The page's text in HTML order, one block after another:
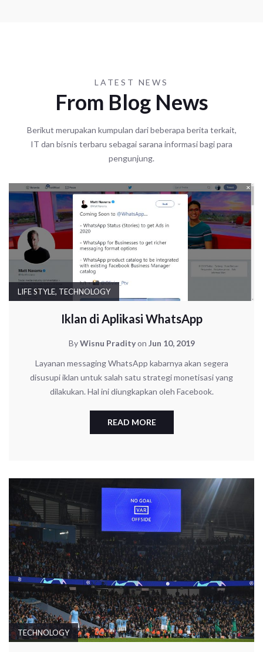
LATEST NEWS
From Blog News
Berikut merupakan kumpulan dari beberapa berita terkait,
IT dan bisnis terbaru sebagai sarana informasi bagi para
pengunjung.
LIFE STYLE, TECHNOLOGY
Iklan di Aplikasi WhatsApp
ByWisnu Pradity on Jun 10, 2019
Layanan messaging WhatsApp kabarnya akan segera
disusupi iklan untuk salah satu strategi monetisasi yang
dilakukan. Hal ini diungkapkan oleh Facebook.
READ MORE
TECHNOLOGY